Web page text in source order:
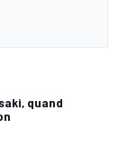
quand